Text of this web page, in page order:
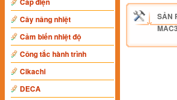
Cây nâng nhiệt
Cảm biến nhiệt độ
Công tắc hành trình
Cikachi
DECA
SẢN